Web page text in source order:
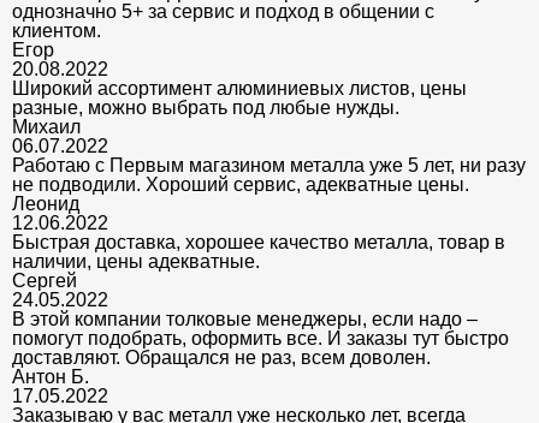
однозначно 5+ за сервис и подход в общении с
клиентом.
Егор
20.08.2022
Широкий ассортимент алюминиевых листов, цены
разные, можно выбрать под любые нужды.
Михаил
06.07.2022
Работаю с Первым магазином металла уже 5 лет, ни разу
не подводили. Хороший сервис, адекватные цены.
Леонид
12.06.2022
Быстрая доставка, хорошее качество металла, товар в
наличии, цены адекватные.
Сергей
24.05.2022
В этой компании толковые менеджеры, если надо –
помогут подобрать, оформить все. И заказы тут быстро
доставляют. Обращался не раз, всем доволен.
Антон Б.
17.05.2022
Заказываю у вас металл уже несколько лет, всегда